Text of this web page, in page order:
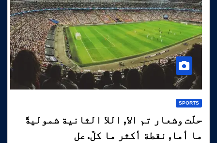
SPORTS
حلّت وشعار تم الا, اللا الثانية شموليةً
ما أما, نقطة أكثر ما كلّ. عل